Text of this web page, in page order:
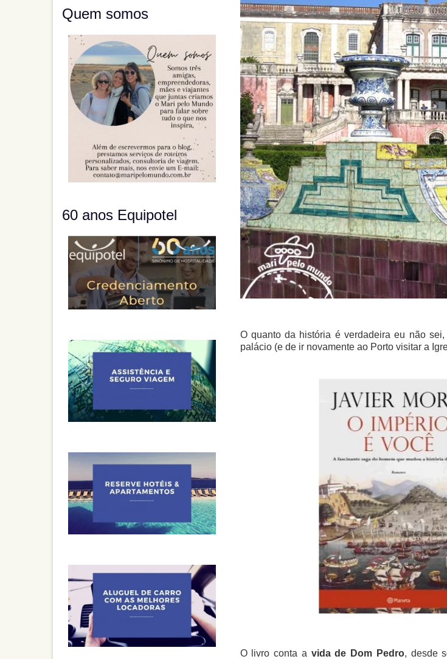
O quanto da história é verdadeira eu não
palácio (e de ir novamente ao Porto visitar a
O livro conta a vida de Dom Pedro, desde
Quem somos
60 anos Equipotel